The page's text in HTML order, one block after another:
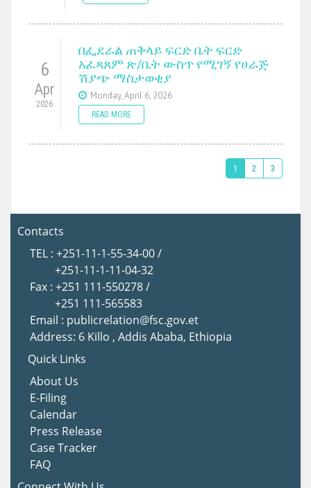
6
Apr
2026
በፌደራል ጠቅላይ ፍርድ ቤት ፍርድ
አፈጻጸም ጽ/ቤት ውስጥ የሚገኝ የሀራጅ
ሽያጭ ማስታወቂያ
Monday, April 6, 2026
READ MORE
1 2 3
Contacts
TEL : +251-11-1-55-34-00 /
+251-11-1-11-04-32
Fax : +251 111-550278 /
+251 111-565583
Email : publicrelation@fsc.gov.et
Address: 6 Killo , Addis Ababa, Ethiopia
Quick Links
About Us
E-Filing
Calendar
Press Release
Case Tracker
FAQ